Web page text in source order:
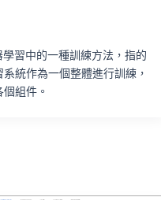
習中的一種訓練方法，指的
統作為一個整體進行訓練，
組件。